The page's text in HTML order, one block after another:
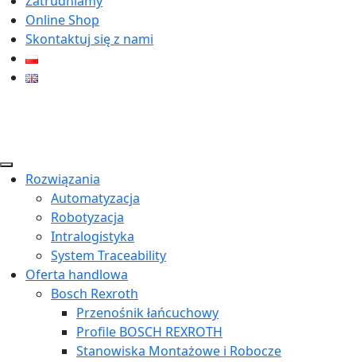
Online Shop
Skontaktuj się z nami
Rozwiązania
Automatyzacja
Robotyzacja
Intralogistyka
System Traceability
Oferta handlowa
Bosch Rexroth
Przenośnik łańcuchowy
Profile BOSCH REXROTH
Stanowiska Montażowe i Robocze